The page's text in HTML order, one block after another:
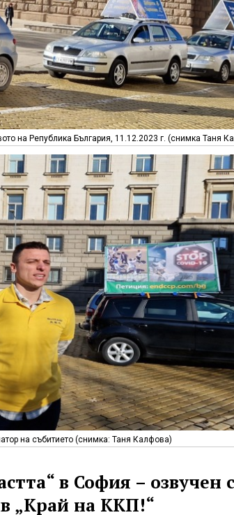
на Република България, 11.12.2023 г. (снимка Таня
на събитието (снимка: Таня Калфова)
в София – озвучен
„Край на ККП!“